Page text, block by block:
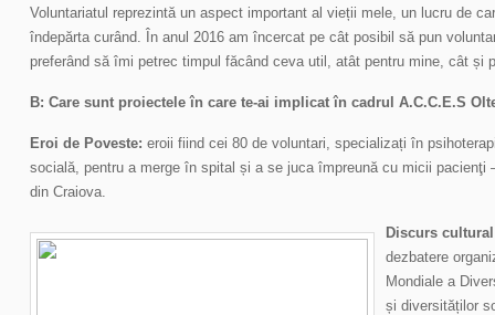
Voluntariatul reprezintă un aspect important al vieții mele, un lucru de
îndepărta curând. În anul 2016 am încercat pe cât posibil să pun
preferând să îmi petrec timpul făcând ceva util, atât pentru mine, cât și
B: Care sunt proiectele în care te-ai implicat în cadrul A.C.C.E.S
Eroi de Poveste: eroii fiind cei 80 de voluntari, specializați în
socială, pentru a merge în spital și a se juca împreună cu micii pacienţi
din Craiova.
Discurs
dezbatere
Mondiale a
și diversităților